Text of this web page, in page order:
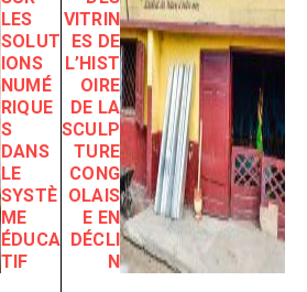
LES
SOLUT
IONS
NUMÉ
RIQUE
S
DANS
LE
SYSTÈ
ME
ÉDUCA
TIF
VITRIN
ES DE
L’HIST
OIRE
DE LA
SCULP
TURE
CONG
OLAIS
E EN
DÉCLI
N